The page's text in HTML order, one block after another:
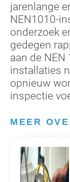
jarenlange
NEN1010-
onderzoek
gedegen
aan de
installaties
opnieuw
inspectie
MEER